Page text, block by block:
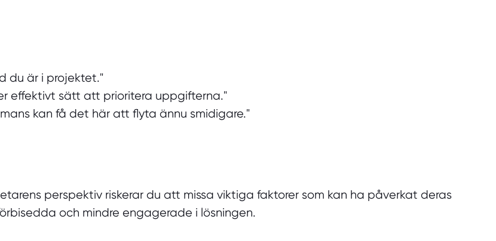
du är i projektet."
effektivt sätt att prioritera uppgifterna."
kan få det här att flyta ännu smidigare."
perspektiv riskerar du att missa viktiga faktorer som kan ha påverkat deras
och mindre engagerade i lösningen.